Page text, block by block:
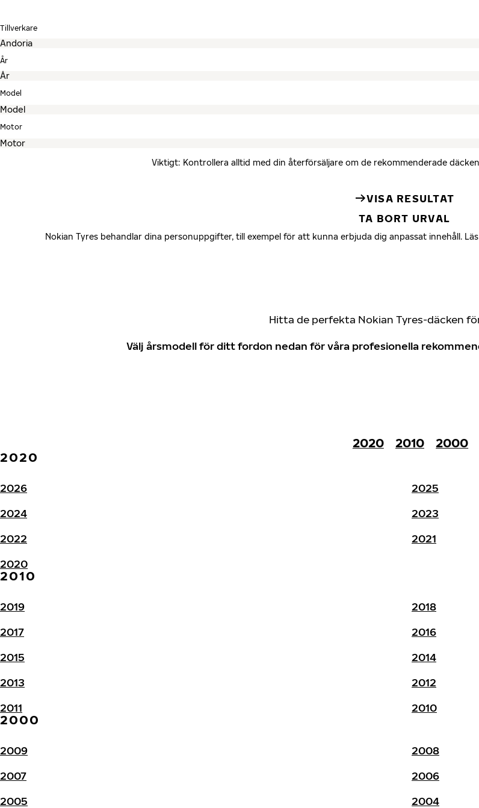
Tillverkare
År
Model
Motor
Viktigt: Kontrollera alltid med din återförsäljare om de rekommenderade
VISA RESULTAT
TA BORT URVAL
Nokian Tyres behandlar dina personuppgifter, till exempel för att kunna erbjuda dig anpassat innehåll.
Hitta de perfekta Nokian Tyres-däcken
Välj årsmodell för ditt fordon nedan för våra profesionella
2020 2010
2000
2020
2026
2025
2024
2023
2022
2021
2020
2010
2019
2018
2017
2016
2015
2014
2013
2012
2011
2010
2000
2009
2008
2007
2006
2005
2004